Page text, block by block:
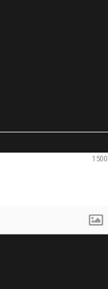
1500